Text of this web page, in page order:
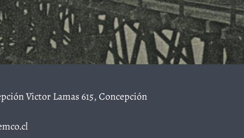
Victor Lamas 615, Concepción